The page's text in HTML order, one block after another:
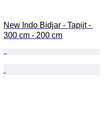
New Indo Bidjar - Tapijt -
300 cm - 200 cm